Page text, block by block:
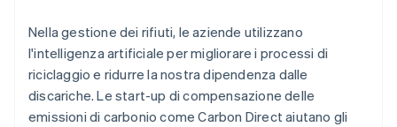
Nella gestione dei rifiuti, le aziende utilizzano
l'intelligenza artificiale per migliorare i processi di
riciclaggio e ridurre la nostra dipendenza dalle
discariche. Le start-up di compensazione delle
emissioni di carbonio come Carbon Direct aiutano gli